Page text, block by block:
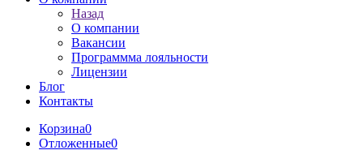
Назад
О компании
Вакансии
Программма лояльности
Лицензии
Блог
Контакты
Корзина0
Отложенные0